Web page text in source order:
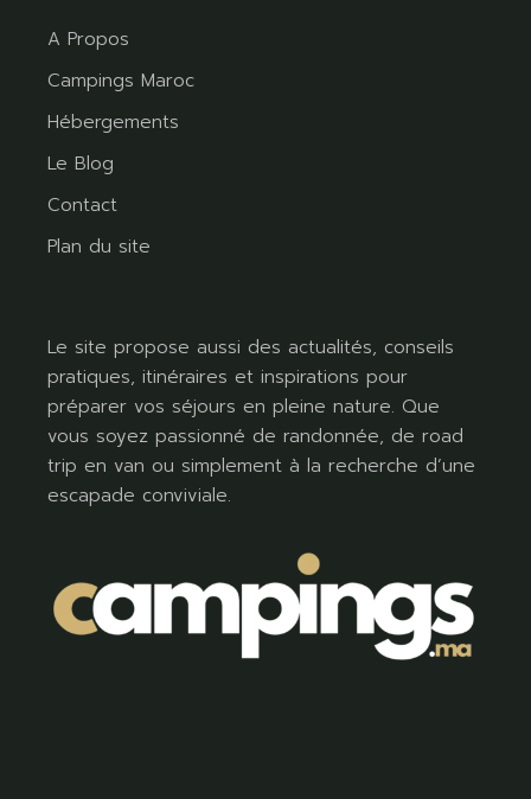
A Propos
Campings Maroc
Hébergements
Le Blog
Contact
Plan du site
Le site propose aussi des actualités, conseils
pratiques, itinéraires et inspirations pour
préparer vos séjours en pleine nature. Que
vous soyez passionné de randonnée, de road
trip en van ou simplement à la recherche d’une
escapade conviviale.